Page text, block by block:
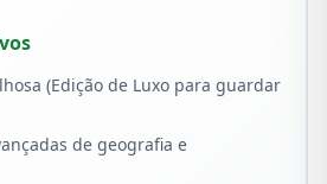
(Edição de Luxo para guardar
de geografia e